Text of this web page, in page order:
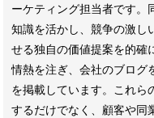
ーケティング担当者です。
知識を活かし、競争の激し
せる独自の価値提案を的確
情熱を注ぎ、会社のブログ
を掲載しています。これら
するだけでなく、顧客や同